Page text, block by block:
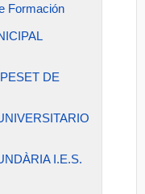
Formación
DE
I.E.S.